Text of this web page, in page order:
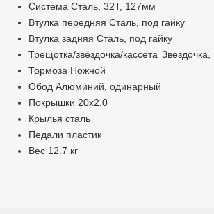
Система Сталь, 32Т, 127мм
Втулка передняя Сталь, под гайку
Втулка задняя Сталь, под гайку
Трещотка/звёздочка/кассета
Тормоза Ножной
Обод Алюминий, одинарный
Покрышки 20x2.0
Крылья сталь
Педали пластик
Вес 12.7 кг